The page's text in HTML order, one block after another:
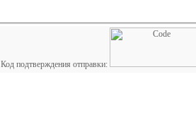
Код подтверждения отправки: